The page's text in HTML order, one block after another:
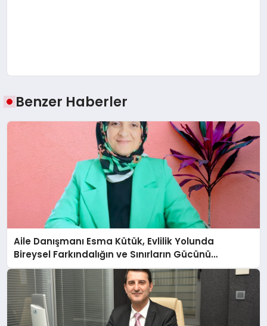
Benzer Haberler
Aile Danışmanı Esma Kütük, Evlilik Yolunda
Bireysel Farkındalığın ve Sınırların Gücünü
Anlatıyor